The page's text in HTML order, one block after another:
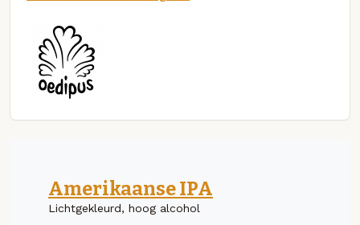
Amerikaanse IPA
Lichtgekleurd, hoog alcohol